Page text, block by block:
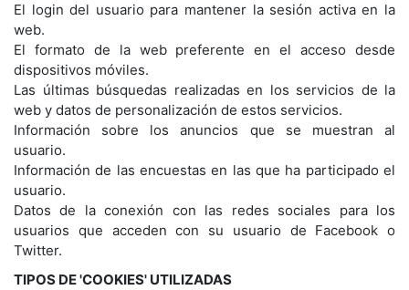
El login del usuario para mantener la sesión activa en la
web.
El formato de la web preferente en el acceso desde
dispositivos móviles.
Las últimas búsquedas realizadas en los servicios de la
web y datos de personalización de estos servicios.
Información sobre los anuncios que se muestran al
usuario.
Información de las encuestas en las que ha participado el
usuario.
Datos de la conexión con las redes sociales para los
usuarios que acceden con su usuario de Facebook o
Twitter.
TIPOS DE 'COOKIES' UTILIZADAS